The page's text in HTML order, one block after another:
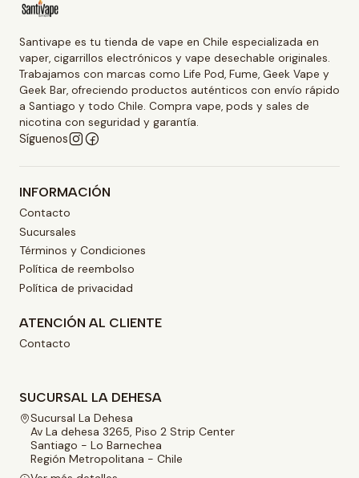
Santivape es tu tienda de vape en Chile especializada en
vaper, cigarrillos electrónicos y vape desechable originales.
Trabajamos con marcas como Life Pod, Fume, Geek Vape y
Geek Bar, ofreciendo productos auténticos con envío rápido
a Santiago y todo Chile. Compra vape, pods y sales de
nicotina con seguridad y garantía.
Síguenos
INFORMACIÓN
Contacto
Sucursales
Términos y Condiciones
Política de reembolso
Política de privacidad
ATENCIÓN AL CLIENTE
Contacto
SUCURSAL LA DEHESA
Sucursal La Dehesa
Av La dehesa 3265, Piso 2 Strip Center
Santiago - Lo Barnechea
Región Metropolitana - Chile